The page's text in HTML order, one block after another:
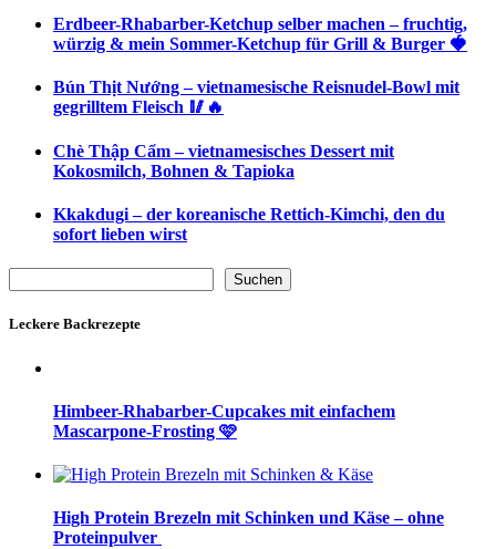
Erdbeer-Rhabarber-Ketchup selber machen – fruchtig,
würzig & mein Sommer-Ketchup für Grill & Burger 🍓
Bún Thịt Nướng – vietnamesische Reisnudel-Bowl mit
gegrilltem Fleisch 🥢🔥
Chè Thập Cẩm – vietnamesisches Dessert mit
Kokosmilch, Bohnen & Tapioka
Kkakdugi – der koreanische Rettich-Kimchi, den du
sofort lieben wirst
Suchen
Leckere Backrezepte
Himbeer-Rhabarber-Cupcakes mit einfachem
Mascarpone-Frosting 🩷
High Protein Brezeln mit Schinken und Käse – ohne
Proteinpulver